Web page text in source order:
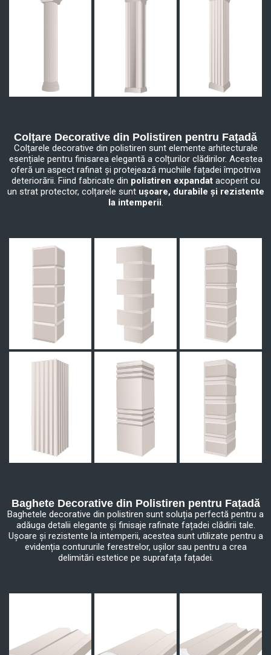
Colțare Decorative din Polistiren pentru Fațadă
Colțarele decorative din polistiren sunt elemente arhitecturale
esențiale pentru finisarea elegantă a colțurilor clădirilor. Acestea
oferă un aspect rafinat și protejează muchiile fațadei împotriva
deteriorării. Fiind fabricate din polistiren expandatacoperit cu
un strat protector, colțarele sunt ușoare, durabile și rezistente
la intemperii.
Baghete Decorative din Polistiren pentru Fațadă
Baghetele decorative din polistiren sunt soluția perfectă pentru a
adăuga detalii elegante și finisaje rafinate fațadei clădirii tale.
Ușoare și rezistente la intemperii, acestea sunt utilizate pentru a
evidenția contururile ferestrelor, ușilor sau pentru a crea
delimitări estetice pe suprafața fațadei.